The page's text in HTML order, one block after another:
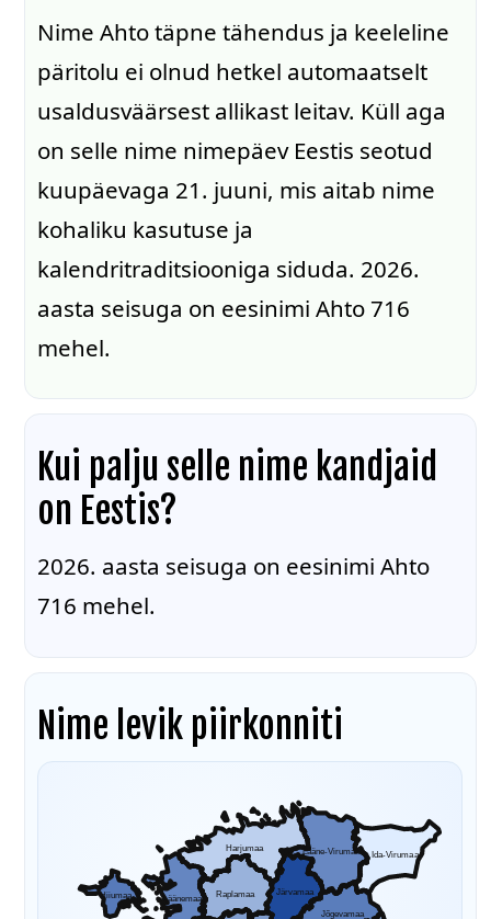
Nime Ahto täpne tähendus ja keeleline
päritolu ei olnud hetkel automaatselt
usaldusväärsest allikast leitav. Küll aga
on selle nime nimepäev Eestis seotud
kuupäevaga 21. juuni, mis aitab nime
kohaliku kasutuse ja
kalendritraditsiooniga siduda. 2026.
aasta seisuga on eesinimi Ahto 716
mehel.
Kui palju selle nime kandjaid
on Eestis?
2026. aasta seisuga on eesinimi Ahto
716 mehel.
Nime levik piirkonniti
Hiiumaa Läänemaa Raplamaa
Harjumaa Lääne-Virumaa Ida-Virumaa
Järvamaa
Jõgevamaa